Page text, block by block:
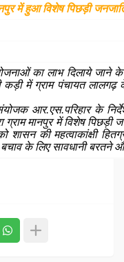
में हुआ विशेष पिछड़ी जनजाति
का लाभ दिलाये जाने के
कड़ी में ग्राम पंचायत लालगढ़
आर.एस.परिहार के
ग्राम मानपुर में विशेष
शासन की महत्वाकांक्षी
के लिए सावधानी बरतने